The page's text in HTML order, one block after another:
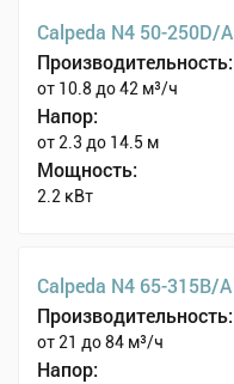
Calpeda N4 50-250D/A
Производительность:
от 10.8 до 42 м³/ч
Напор:
от 2.3 до 14.5 м
Мощность:
2.2 кВт
Calpeda N4 65-315B/A
Производительность:
от 21 до 84 м³/ч
Напор: